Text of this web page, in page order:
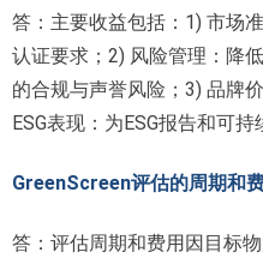
答：主要收益包括：1) 市场
认证要求；2) 风险管理：降
的合规与声誉风险；3) 品牌
ESG表现：为ESG报告和可
GreenScreen评估的周期和
答：评估周期和费用因目标